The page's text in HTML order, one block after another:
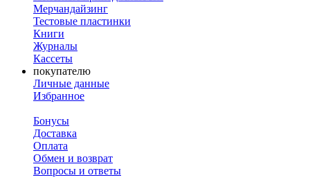
Мерчандайзинг
Тестовые пластинки
Книги
Журналы
Кассеты
покупателю
Личные данные
Избранное
Бонусы
Доставка
Оплата
Обмен и возврат
Вопросы и ответы